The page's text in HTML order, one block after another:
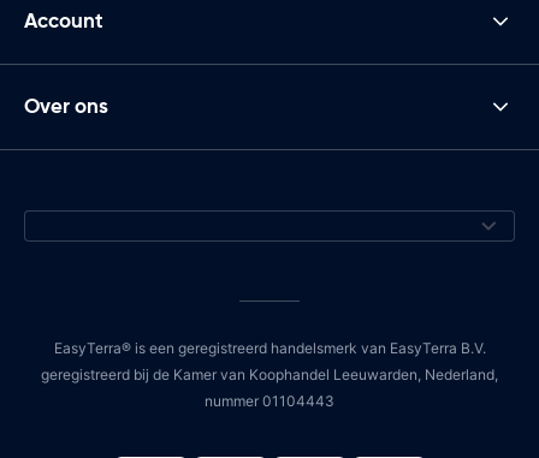
Account
Over ons
EasyTerra® is een geregistreerd handelsmerk van EasyTerra B.V.
geregistreerd bij de Kamer van Koophandel Leeuwarden, Nederland,
nummer 01104443